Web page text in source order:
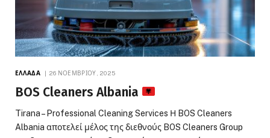
ΕΛΛΆΔΑ 26 ΝΟΕΜΒΡΊΟΥ, 2025
BOS Cleaners Albania
Tirana – Professional Cleaning Services Η BOS Cleaners
Albania αποτελεί μέλος της διεθνούς BOS Cleaners Group